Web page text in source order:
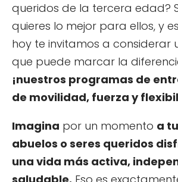
queridos de la tercera edad?
quieres lo mejor para ellos, y
hoy te invitamos a considerar
que puede marcar la
¡nuestros programas de
de movilidad, fuerza y
Imagina por un momento a
abuelos o seres queridos
una vida más activa,